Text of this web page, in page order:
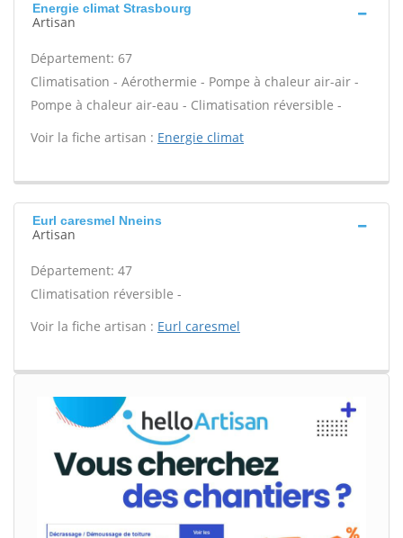
Energie climat Strasbourg
Artisan
Département: 67
Climatisation - Aérothermie - Pompe à chaleur air-air -
Pompe à chaleur air-eau - Climatisation réversible -
Voir la fiche artisan : Energie climat
Eurl caresmel Nneins
Artisan
Département: 47
Climatisation réversible -
Voir la fiche artisan : Eurl caresmel